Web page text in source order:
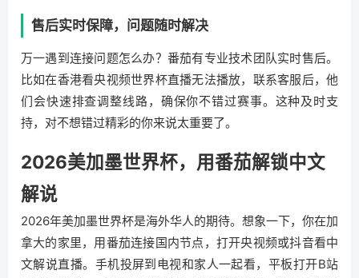
售后实时保障，问题随时解决
万一遇到连接问题怎么办？番茄有专业技术团队实时售后。
比如在香港看央视频世界杯直播无法播放，联系客服后，他
们会快速排查调整线路，确保你不错过赛事。这种及时支
持，对不想错过精彩的你来说太重要了。
2026美加墨世界杯，用番茄解锁中文
解说
2026年美加墨世界杯是海外华人的期待。想象一下，你在加
拿大的家里，用番茄连接国内节点，打开央视频或抖音看中
文解说直播。手机投屏到电视和家人一起看，平板打开B站